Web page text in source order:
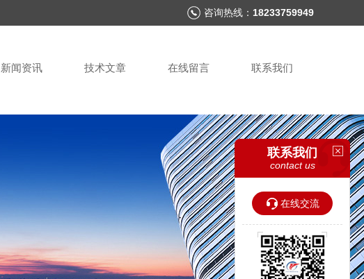
咨询热线： 18233759949
新闻资讯 技术文章 在线留言 联系我们
联系我们
contact us
在线交流